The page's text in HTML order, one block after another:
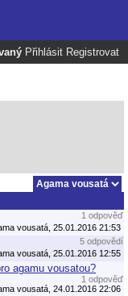
Přihlásit Registrovat
1 odpověď
vousatá, 25.01.2016 21:53
5 odpovědí
vousatá, 25.01.2016 12:55
agamu vousatou?
1 odpověď
vousatá, 24.01.2016 22:06